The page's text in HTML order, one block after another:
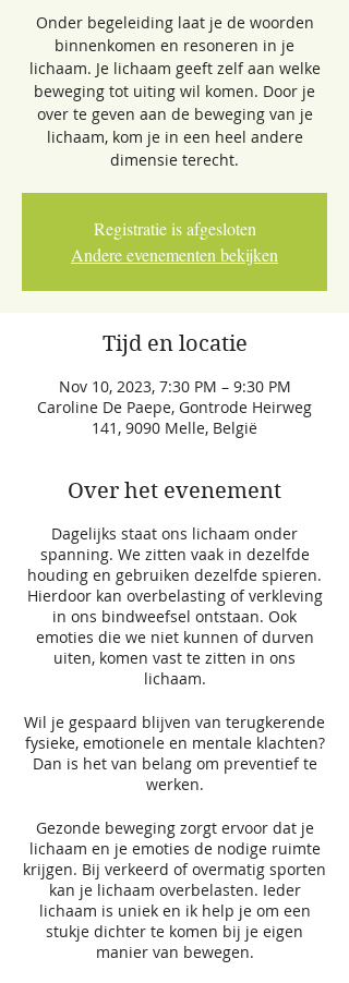
Onder begeleiding laat je de woorden
binnenkomen en resoneren in je
lichaam. Je lichaam geeft zelf aan welke
beweging tot uiting wil komen. Door je
over te geven aan de beweging van je
lichaam, kom je in een heel andere
dimensie terecht.
Registratie is afgesloten
Andere evenementen bekijken
Tijd en locatie
Nov 10, 2023, 7:30 PM – 9:30 PM
Caroline De Paepe, Gontrode Heirweg
141, 9090 Melle, België
Over het evenement
Dagelijks staat ons lichaam onder
spanning. We zitten vaak in dezelfde
houding en gebruiken dezelfde spieren.
Hierdoor kan overbelasting of verkleving
in ons bindweefsel ontstaan. Ook
emoties die we niet kunnen of durven
uiten, komen vast te zitten in ons
lichaam.
Wil je gespaard blijven van terugkerende
fysieke, emotionele en mentale klachten?
Dan is het van belang om preventief te
werken.
Gezonde beweging zorgt ervoor dat je
lichaam en je emoties de nodige ruimte
krijgen. Bij verkeerd of overmatig sporten
kan je lichaam overbelasten. Ieder
lichaam is uniek en ik help je om een
stukje dichter te komen bij je eigen
manier van bewegen.